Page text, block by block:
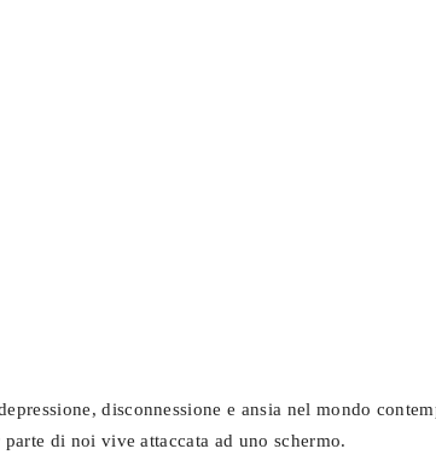
disconnessione e ansia nel mondo
di noi vive attaccata ad uno schermo.